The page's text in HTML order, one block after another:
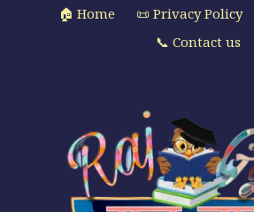
🏠 Home 📜 Privacy Policy
📞 Contact us